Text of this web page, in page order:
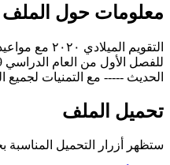
معلومات حول الملف
التقويم الميلادي ٢٠٢٠ مع مواعيد الاجازات والاختبارات
الحديث ----- مع التمنيات لجميع
تحميل الملف
ستظهر أزرار التحميل المناسبة